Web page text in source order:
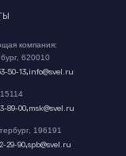
компания:
620010
50-13,info@svel.ru
89-00,msk@svel.ru
196191
29-90,spb@svel.ru